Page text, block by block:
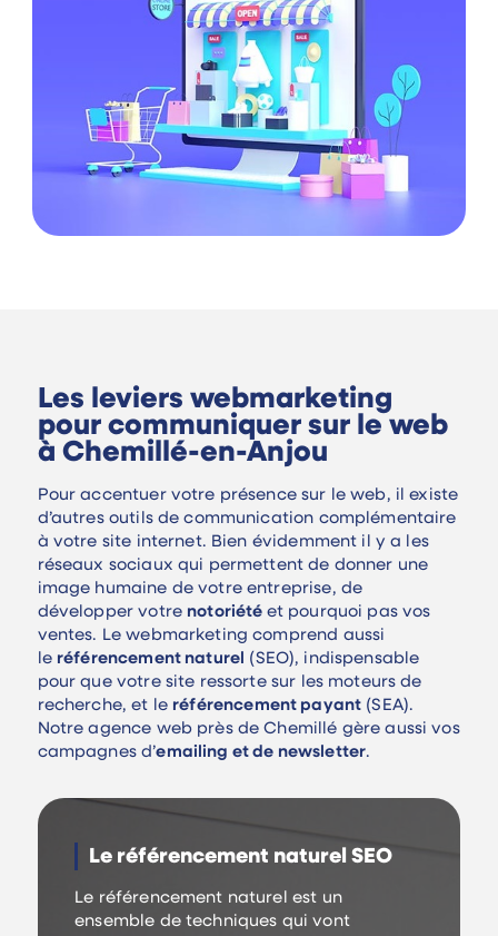
Les leviers webmarketing
pour communiquer sur le web
à Chemillé-en-Anjou
Pour accentuer votre présence sur le web, il existe
d’autres outils de communication complémentaire
à votre site internet. Bien évidemment il y a les
réseaux sociaux qui permettent de donner une
image humaine de votre entreprise, de
développer votre notoriété et pourquoi pas vos
ventes. Le webmarketing comprend aussi
le référencement naturel (SEO), indispensable
pour que votre site ressorte sur les moteurs de
recherche, et le référencement payant (SEA).
Notre agence web près de Chemillé gère aussi vos
campagnes d’emailing et de newsletter.
Le référencement naturel SEO
Le référencement naturel est un
ensemble de techniques qui vont